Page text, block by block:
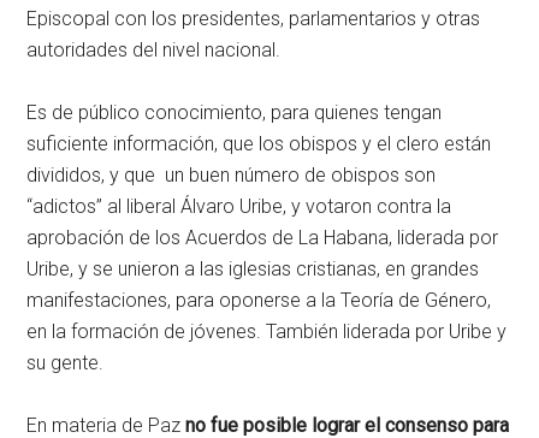
Episcopal con los presidentes, parlamentarios y otras
autoridades del nivel nacional.
Es de público conocimiento, para quienes tengan
suficiente información, que los obispos y el clero están
divididos, y que un buen número de obispos son
“adictos” al liberal Álvaro Uribe, y votaron contra la
aprobación de los Acuerdos de La Habana, liderada por
Uribe, y se unieron a las iglesias cristianas, en grandes
manifestaciones, para oponerse a la Teoría de Género,
en la formación de jóvenes. También liderada por Uribe y
su gente.
En materia de Pazno fue posible lograr el consenso para